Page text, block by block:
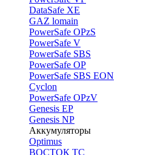
DataSafe XE
GAZ lomain
PowerSafe OPzS
PowerSafe V
PоwerSafe SBS
PowerSafe OP
PоwerSafe SBS EON
Cyclon
PowerSafe OPzV
Genesis EP
Genesis NP
Аккумуляторы
Optimus
ВОСТОК ТС